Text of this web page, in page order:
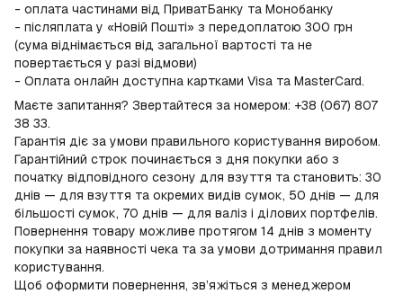
- оплата частинами від ПриватБанку та Монобанку
- післяплата у «Новій Пошті» з передоплатою 300 грн
(сума віднімається від загальної вартості та не
повертається у разі відмови)
- Оплата онлайн доступна картками Visa та MasterCard.
Маєте запитання? Звертайтеся за номером: +38 (067) 807
38 33.
Гарантія діє за умови правильного користування виробом.
Гарантійний строк починається з дня покупки або з
початку відповідного сезону для взуття та становить: 30
днів — для взуття та окремих видів сумок, 50 днів — для
більшості сумок, 70 днів — для валіз і ділових портфелів.
Повернення товару можливе протягом 14 днів з моменту
покупки за наявності чека та за умови дотримання правил
користування.
Щоб оформити повернення, зв’яжіться з менеджером